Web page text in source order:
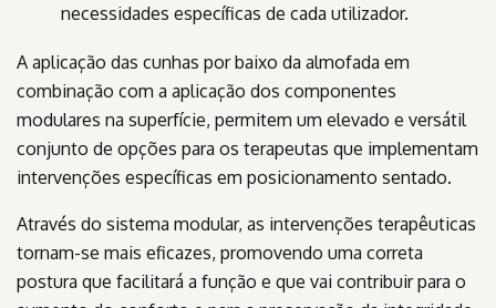
necessidades específicas de cada utilizador.
A aplicação das cunhas por baixo da almofada em
combinação com a aplicação dos componentes
modulares na superfície, permitem um elevado e versátil
conjunto de opções para os terapeutas que implementam
intervenções específicas em posicionamento sentado.
Através do sistema modular, as intervenções terapêuticas
tornam-se mais eficazes, promovendo uma correta
postura que facilitará a função e que vai contribuir para o